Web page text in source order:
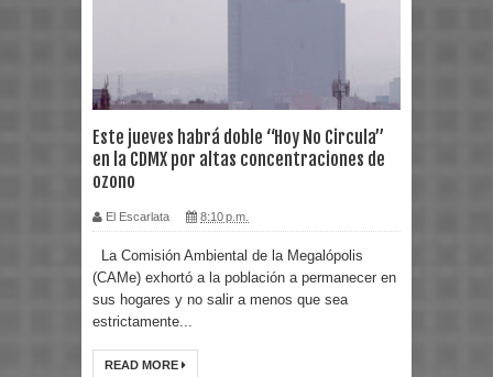
Este jueves habrá doble “Hoy No Circula”
en la CDMX por altas concentraciones de
ozono
El Escarlata 8:10 p.m.
La Comisión Ambiental de la Megalópolis
(CAMe) exhortó a la población a permanecer en
sus hogares y no salir a menos que sea
estrictamente...
READ MORE